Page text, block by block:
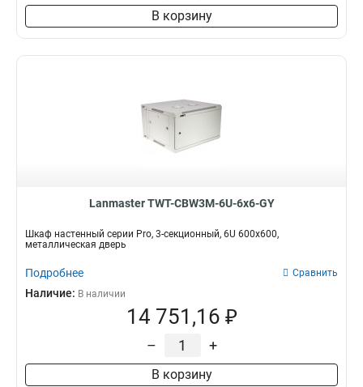
В корзину
Lanmaster TWT-CBW3M-6U-6x6-GY
Шкаф настенный серии Pro, 3-секционный, 6U 600x600,
металлическая дверь
Подробнее Сравнить
Наличие: В наличии
14 751,16 ₽
– +
В корзину